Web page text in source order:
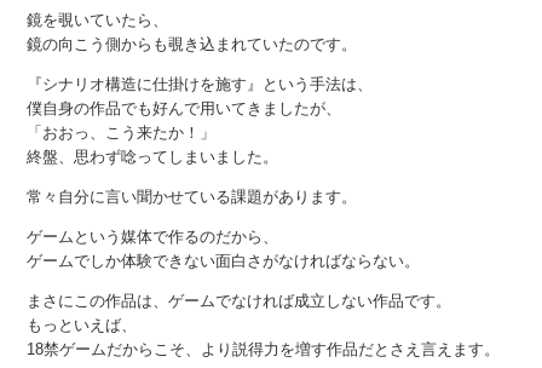
鏡を覗いていたら、
鏡の向こう側からも覗き込まれていたのです。
『シナリオ構造に仕掛けを施す』という手法は、
僕自身の作品でも好んで用いてきましたが、
「おおっ、こう来たか！」
終盤、思わず唸ってしまいました。
常々自分に言い聞かせている課題があります。
ゲームという媒体で作るのだから、
ゲームでしか体験できない面白さがなければならない。
まさにこの作品は、ゲームでなければ成立しない作品です。
もっといえば、
18禁ゲームだからこそ、より説得力を増す作品だとさえ言えます。